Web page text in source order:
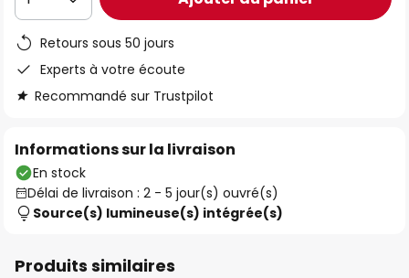
Retours sous 50 jours
Experts à votre écoute
Recommandé sur Trustpilot
Informations sur la livraison
En stock
Délai de livraison : 2 - 5 jour(s) ouvré(s)
Source(s) lumineuse(s) intégrée(s)
Produits similaires